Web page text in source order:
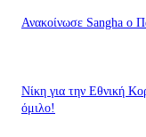
Ανακοίνωσε Sangha ο
Νίκη για την Εθνική
όμιλο!